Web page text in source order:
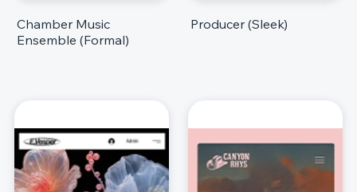
Chamber Music
Ensemble (Formal)
Producer (Sleek)